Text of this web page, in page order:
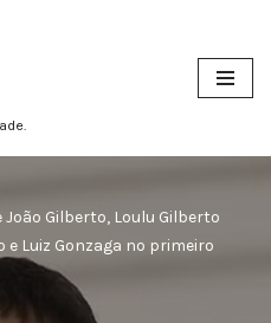
João Gilberto, Loulu Gilberto
Luiz Gonzaga no primeiro